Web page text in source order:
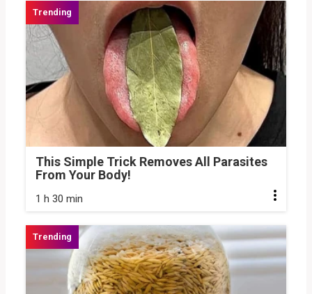
This Simple Trick Removes All Parasites
From Your Body!
1 h 30 min